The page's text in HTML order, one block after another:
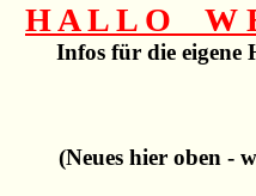
H A L L O W
Infos für die eigene
(Neues hier oben -